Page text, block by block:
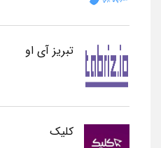
تبریز آی او
کلیک